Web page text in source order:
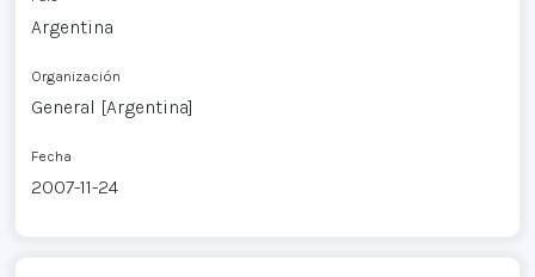
Argentina
Organización
General [Argentina]
Fecha
2007-11-24